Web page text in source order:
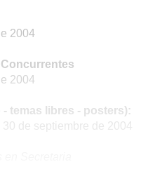
2004
Concurrentes
2004
temas libres - posters):
de septiembre de 2004